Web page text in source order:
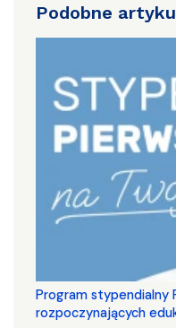
Podobne
Program stypendialny
rozpoczynających